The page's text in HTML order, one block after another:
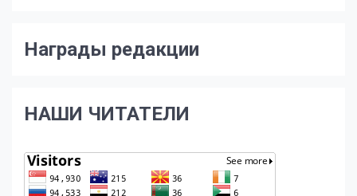
Награды редакции
НАШИ ЧИТАТЕЛИ